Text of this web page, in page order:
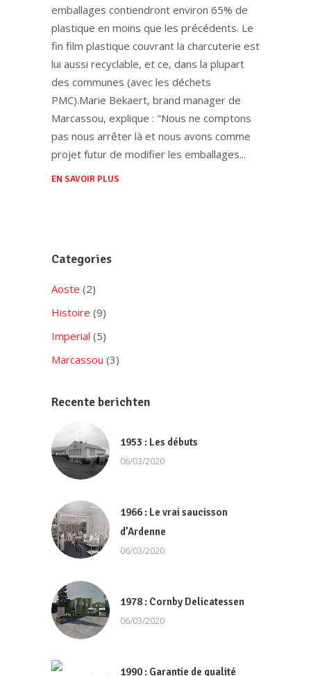
emballages contiendront environ 65% de
plastique en moins que les précédents. Le
fin film plastique couvrant la charcuterie est
lui aussi recyclable, et ce, dans la plupart
des communes (avec les déchets
PMC).Marie Bekaert, brand manager de
Marcassou, explique : "Nous ne comptons
pas nous arrêter là et nous avons comme
projet futur de modifier les emballages
EN SAVOIR PLUS
Categories
Aoste (2)
Histoire (9)
Imperial (5)
Marcassou (3)
Recente berichten
1953 : Les débuts
06/03/2020
1966 : Le vrai saucisson
d’Ardenne
06/03/2020
1978 : Cornby Delicatessen
06/03/2020
1990 : Garantie de qualité